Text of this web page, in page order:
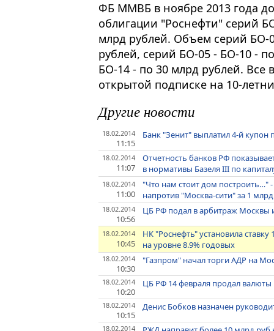
ФБ ММВБ в ноябре 2013 года
облигации "Роснефти" серий
млрд рублей. Объем серий БО-
рублей, серий БО-05 - БО-10 -
БО-14 - по 30 млрд рублей. Все
открытой подписке на 10-
Другие новости
18.02.2014
11:15
Банк "Зенит" выплатил 4-й
18.02.2014
11:07
Отчетность банков РФ
в нормативы Базеля III по
18.02.2014
11:00
"Что нам стоит дом построить…"
напротив "Москва-сити" за 1
18.02.2014
10:56
ЦБ РФ подал в арбитраж Москвы
18.02.2014
10:45
НК "Роснефть" установила
на уровне 8.9% годовых
18.02.2014
10:30
"Газпром" начал торги АДР на
18.02.2014
10:20
ЦБ РФ 14 февраля продал валюты
18.02.2014
10:15
Денис Бобков назначен
18.02.2014